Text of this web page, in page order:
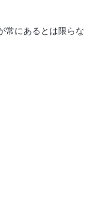
常にあるとは限らな